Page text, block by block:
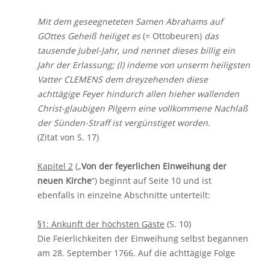
Mit dem geseegneteten Samen Abrahams auf
GOttes Geheiß heiliget es(= Ottobeuren) das
tausende Jubel-Jahr, und nennet dieses billig ein
Jahr der Erlassung; (l) indeme von unserm heiligsten
Vatter CLEMENS dem dreyzehenden diese
achttägige Feyer hindurch allen hieher wallenden
Christ-glaubigen Pilgern eine vollkommene Nachlaß
der Sünden-Straff ist vergünstiget worden.
(Zitat von S. 17)
Kapitel 2 („Von der feyerlichen Einweihung der
neuen Kirche“) beginnt auf Seite 10 und ist
ebenfalls in einzelne Abschnitte unterteilt:
§1: Ankunft der höchsten Gäste (S. 10)
Die Feierlichkeiten der Einweihung selbst begannen
am 28. September 1766. Auf die achttägige Folge